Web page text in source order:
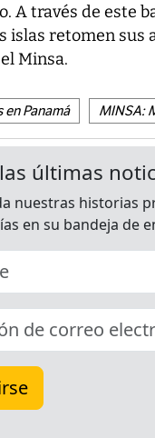
A través de este
islas retomen
Minsa.
en Panamá MINSA: